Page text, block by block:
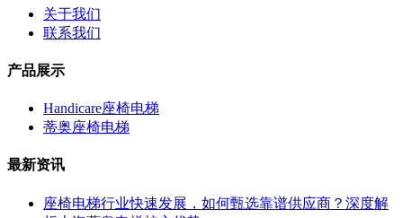
关于我们
联系我们
产品展示
Handicare座椅电梯
蒂奥座椅电梯
最新资讯
座椅电梯行业快速发展，如何甄选靠谱供应商？深度解